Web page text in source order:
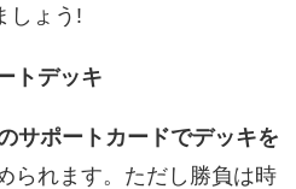
しょう!
トデッキ
サポートカードでデッキを
られます。ただし勝負は時